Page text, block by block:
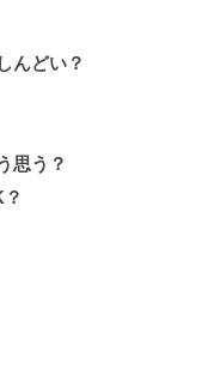
んどい？
思う？